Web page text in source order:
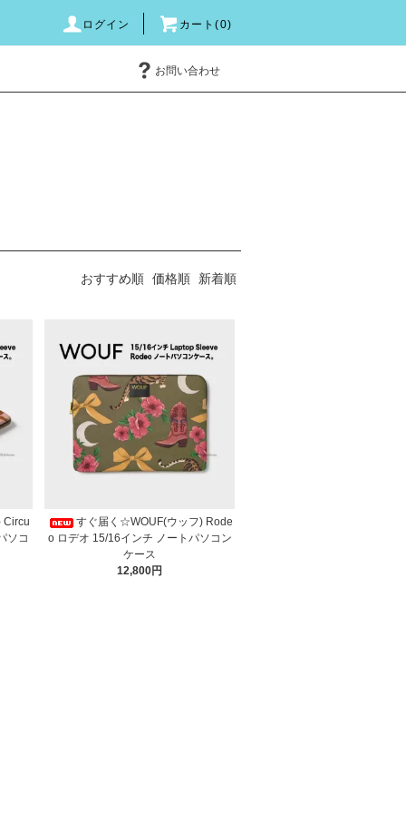
ログイン カート(0)
お問い合わせ
おすすめ順 価格順 新着順
Circu
ソコ
すぐ届く☆WOUF(ウッフ) Rode
o ロデオ 15/16インチ ノートパソコン
ケース
12,800円